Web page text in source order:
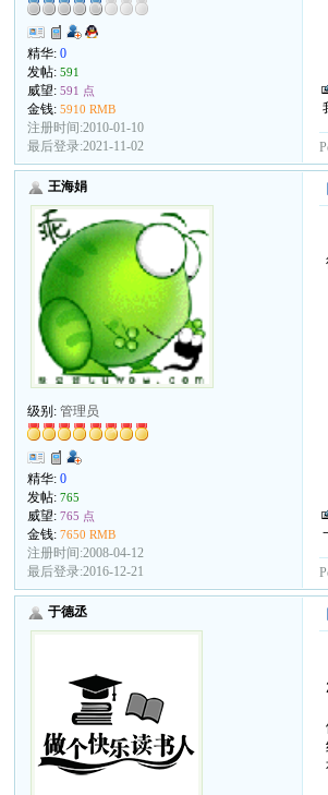
精华:0
发帖:591
威望:591 点
金钱:5910 RMB
注册时间:2010-01-10
最后登录:2021-11-02
王海娟
级别:管理员
精华:0
发帖:765
威望:765 点
金钱:7650 RMB
注册时间:2008-04-12
最后登录:2016-12-21
于德丞